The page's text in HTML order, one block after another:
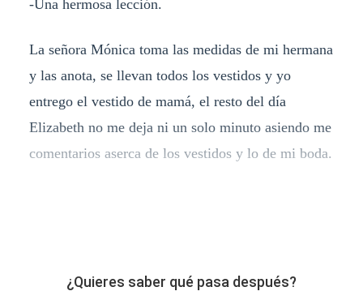
-Una hermosa lección.
La señora Mónica toma las medidas de mi hermana
y las anota, se llevan todos los vestidos y yo
entrego el vestido de mamá, el resto del día
Elizabeth no me deja ni un solo minuto asiendo me
comentarios aserca de los vestidos y lo de mi boda.
¿Quieres saber qué pasa después?